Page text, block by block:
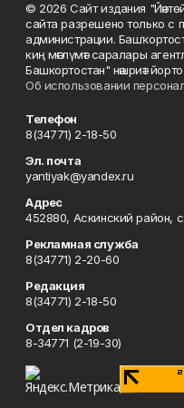
© 2026 Сайт издания
сайта разрешено только с
администрации.
киң мәғлүмәт саралары
Башкортостан" нәшриәт йорто
Об использовании
Телефон
8(34771) 2-18-50
Эл. почта
yantiyak@yandex.ru
Адрес
452880, Аскинский район,
Рекламная служба
8(34771) 2-20-60
Редакция
8(34771) 2-18-50
Отдел кадров
8-34771 (2-19-30)